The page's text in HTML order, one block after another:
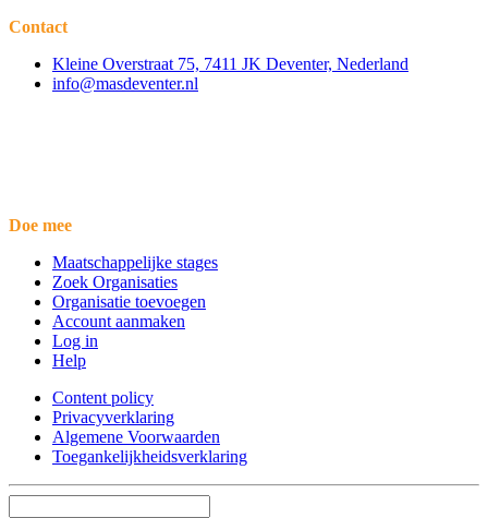
Contact
Kleine Overstraat 75, 7411 JK Deventer, Nederland
info@masdeventer.nl
Doe mee
Maatschappelijke stages
Zoek Organisaties
Organisatie toevoegen
Account aanmaken
Log in
Help
Content policy
Privacyverklaring
Algemene Voorwaarden
Toegankelijkheidsverklaring